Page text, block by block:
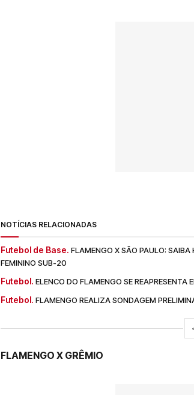
NOTÍCIAS RELACIONADAS
Futebol de Base. FLAMENGO X SÃO PAULO: SAIBA
FEMININO SUB-20
Futebol. ELENCO DO FLAMENGO SE
Futebol. FLAMENGO REALIZA SONDAGEM
FLAMENGO X GRÊMIO